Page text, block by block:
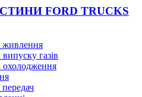
FORD TRUCKS
живлення
газів
охолодження